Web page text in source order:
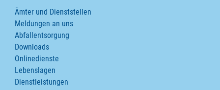
Ämter und Dienststellen
Meldungen an uns
Abfallentsorgung
Downloads
Onlinedienste
Lebenslagen
Dienstleistungen